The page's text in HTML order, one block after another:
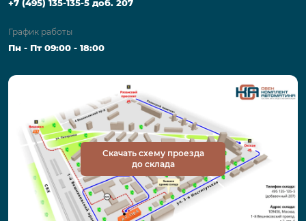
+7 (495) 135-135-5 доб. 207
График работы
Пн - Пт 09:00 - 18:00
Скачать схему проезда
до склада